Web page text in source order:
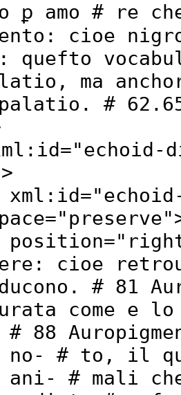
ꝑ amo # re
cioe
quefto
ma
palatio. #
="echoid-
xml:id="
="preserve
position="
cioe
# 81
come e
88
no- # to, il
# mali